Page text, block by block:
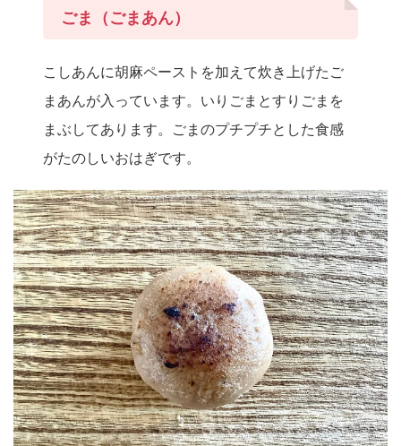
ごま（ごまあん）
こしあんに胡麻ペーストを加えて炊き上げたご
まあんが入っています。いりごまとすりごまを
まぶしてあります。ごまのプチプチとした食感
がたのしいおはぎです。